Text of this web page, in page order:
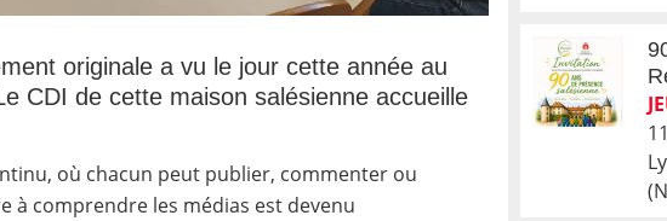
originale a vu le jour cette année au
CDI de cette maison salésienne accueille
où chacun peut publier, commenter ou
comprendre les médias est devenu